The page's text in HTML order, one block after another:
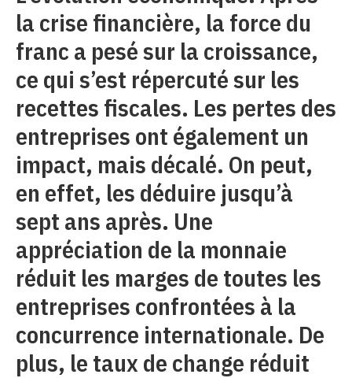
la crise financière, la force du
franc a pesé sur la croissance,
ce qui s’est répercuté sur les
recettes fiscales. Les pertes des
entreprises ont également un
impact, mais décalé. On peut,
en effet, les déduire jusqu’à
sept ans après. Une
appréciation de la monnaie
réduit les marges de toutes les
entreprises confrontées à la
concurrence internationale. De
plus, le taux de change réduit